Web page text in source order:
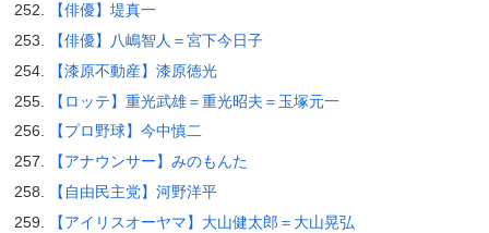
【俳優】堤真一
【俳優】八嶋智人＝宮下今日子
【漆原不動産】漆原徳光
【ロッテ】重光武雄＝重光昭夫＝玉塚元一
【プロ野球】今中慎二
【アナウンサー】みのもんた
【自由民主党】河野洋平
【アイリスオーヤマ】大山健太郎＝大山晃弘